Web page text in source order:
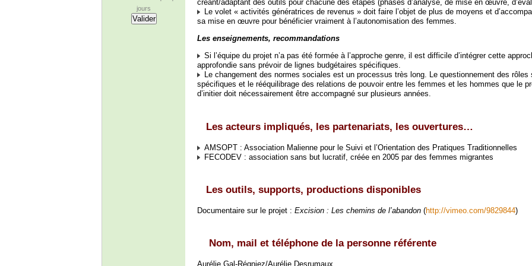
jours
créant/adaptant des outils pour chacune des étapes (phases d’analyse, de mise en œuvre,
Le volet « activités génératrices de revenus » doit faire l’objet de plus de moyens et
sa mise en œuvre pour bénéficier vraiment à l’autonomisation des femmes.
Les enseignements, recommandations
Si l’équipe du projet n’a pas été formée à l’approche genre, il est difficile d’intégrer cette
approfondie sans prévoir de lignes budgétaires spécifiques.
Le changement des normes sociales est un processus très long. Le questionnement des rôles
spécifiques et le rééquilibrage des relations de pouvoir entre les femmes et les hommes que le
d’initier doit nécessairement être accompagné sur plusieurs années.
Les acteurs impliqués, les partenariats, les ouvertures…
AMSOPT : Association Malienne pour le Suivi et l’Orientation des Pratiques Traditionnelles
FECODEV : association sans but lucratif, créée en 2005 par des femmes migrantes
Les outils, supports, productions disponibles
Documentaire sur le projet : Excision : Les chemins de l’abandon (http://vimeo.com/9829844)
Nom, mail et téléphone de la personne référente
Aurélie Gal-Régniez/Aurélie Desrumaux